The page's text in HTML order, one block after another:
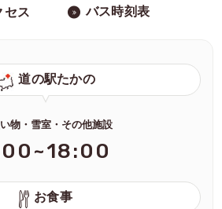
セス バス時刻表
道の駅たかの
物・雪室・その他施設
お食事